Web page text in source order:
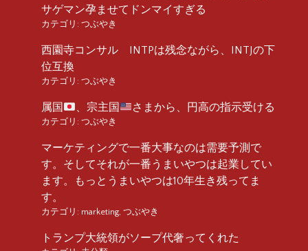
サゲマン孕ませてドンマイすぎる
カテゴリ: つぶやき
西園寺コンサル INTPは残念ながら、INTJの下
位互換
カテゴリ: つぶやき
属国 、宗主国 さまから、円高の指示受ける
カテゴリ: つぶやき
マーケティングで一番大事なのは需要予測で
す。そしてそれが一番うまいやつは起業してい
ます。もっとうまいやつは10年生き残ってま
す。
カテゴリ: marketing, つぶやき
トランプ大統領がソープ代奢ってくれた